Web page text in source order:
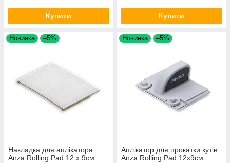
Купити Купити
Новинка –5%
Накладка для аплікатора
Anza Rolling Pad 12 х 9см
Новинка –5%
Аплікатор для прокатки кутів
Anza Rolling Pad 12х9см